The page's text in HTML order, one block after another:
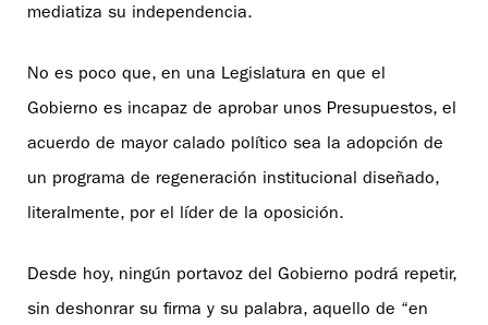
mediatiza su independencia.
No es poco que, en una Legislatura en que el
Gobierno es incapaz de aprobar unos Presupuestos, el
acuerdo de mayor calado político sea la adopción de
un programa de regeneración institucional diseñado,
literalmente, por el líder de la oposición.
Desde hoy, ningún portavoz del Gobierno podrá repetir,
sin deshonrar su firma y su palabra, aquello de “en